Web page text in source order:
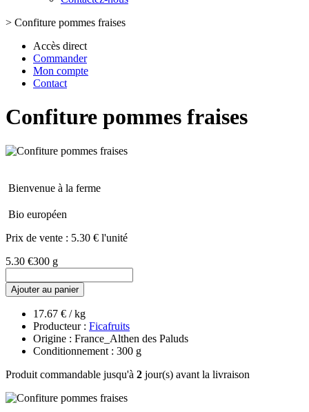
> Confiture pommes fraises
Accès direct
Commander
Mon compte
Contact
Confiture pommes fraises
Bienvenue à la ferme
Bio européen
Prix de vente : 5.30 € l'unité
5.30 €300 g
Ajouter au panier
17.67 € / kg
Producteur : Ficafruits
Origine : France_Althen des Paluds
Conditionnement : 300 g
Produit commandable jusqu'à 2 jour(s) avant la livraison